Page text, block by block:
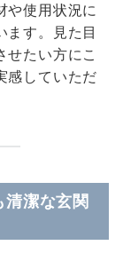
や使用状況に
ます。見た目
せたい方にこ
感していただ
潔な玄関